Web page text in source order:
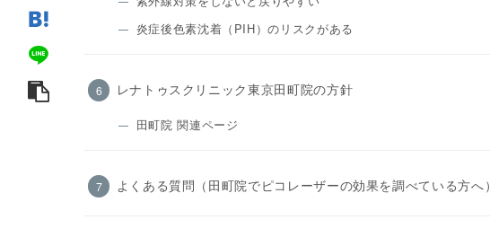
炎症後色素沈着（PIH）のリスクがある
レナトゥスクリニック東京田町院の方針
田町院 関連ページ
よくある質問（田町院でピコレーザーの効果を調べている方へ）